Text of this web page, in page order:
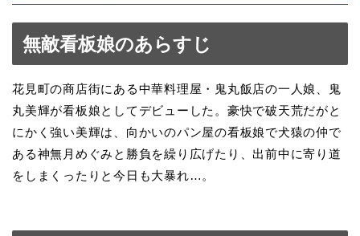
無敵看板娘のあらすじ
花見町の商店街にある中華料理屋・鬼丸飯店の一人娘、鬼
丸美輝が看板娘としてデビューした。豪快で破天荒だがと
にかく強い美輝は、向かいのパン屋の看板娘で犬猿の仲で
ある神無月めぐみと勝負を繰り広げたり、出前中に寄り道
をしまくったりと今日も大暴れ…。